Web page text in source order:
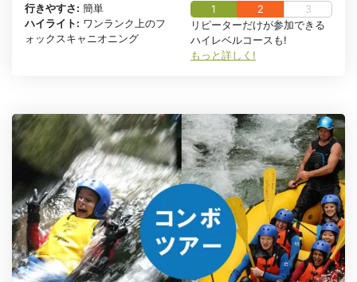
行きやすさ: 簡単
ハイライト: ワンランク上のフ
ォックスキャニオニング
1
2
3
リピーターだけが参加できる
ハイレベルコースも!
もっと詳しく!